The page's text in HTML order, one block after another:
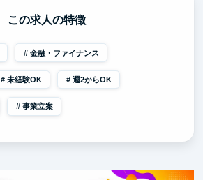
この求人の特徴
金融・ファイナンス
未経験OK 週2からOK
事業立案